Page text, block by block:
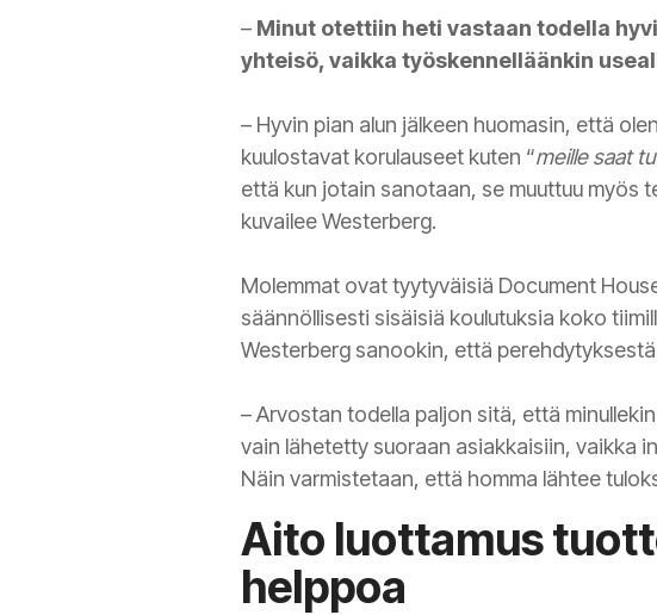
– Minut otettiin heti vastaan todella
yhteisö, vaikka työskennelläänkin
– Hyvin pian alun jälkeen huomasin, että
kuulostavat korulauseet kuten “meille saat
että kun jotain sanotaan, se muuttuu myös
kuvailee Westerberg.
Molemmat ovat tyytyväisiä Document
säännöllisesti sisäisiä koulutuksia koko
Westerberg sanookin, että
– Arvostan todella paljon sitä, että
vain lähetetty suoraan asiakkaisiin, vaikka
Näin varmistetaan, että homma lähtee
Aito luottamus
helppoa